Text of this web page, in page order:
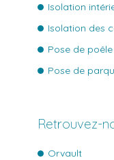
Isolation
Isolation des
Pose de
Pose de
Retrouvez-
Orvault